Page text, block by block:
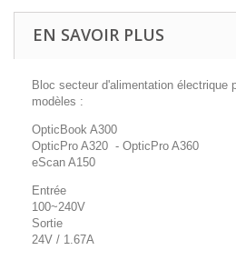
EN SAVOIR PLUS
Bloc secteur d'alimentation électrique
modèles :
OpticBook A300
OpticPro A320 - OpticPro A360
eScan A150
Entrée
100~240V
Sortie
24V / 1.67A